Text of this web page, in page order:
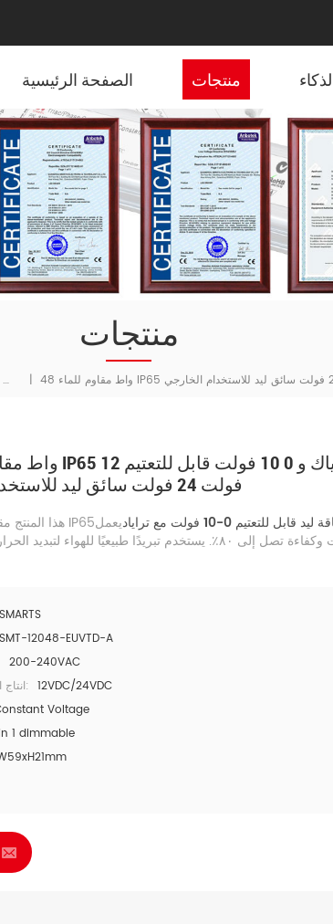
الصفحة الرئيسية منتجات
منتجات
إخفاء جديد 5 في 1 سائق LED الجهد المستمر عكس الضوء |
فولت 24 فولت سائق ليد للاستخدام الخارجي
هذا المنتج مقاوم للماء بدرجة IP65 للتعتيم 0-10 فولت مع تراياد
يعمل
SMARTS
SMT-12048-EUVTD-A
200-240VAC
انتاج التيار الكهربائي: 12VDC/24VDC
Voltage
1 dimmable